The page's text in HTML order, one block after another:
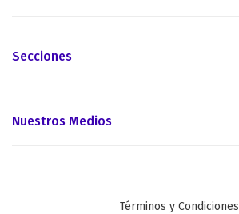
Secciones
Nuestros Medios
Términos y Condiciones